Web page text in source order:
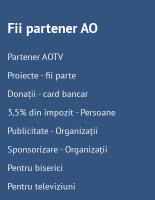
Fii partener AO
Partener AOTV
Proiecte - fii parte
Donații - card bancar
3,5% din impozit - Persoane
Publicitate - Organizații
Sponsorizare - Organizații
Pentru biserici
Pentru televiziuni